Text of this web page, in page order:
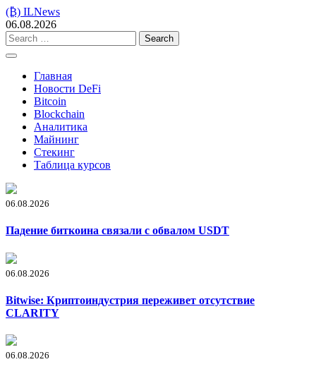
Skip
to
content
(₿) ILNews
06.08.2026
Search
for:
Главная
Новости DeFi
Bitcoin
Blockchain
Аналитика
Майнинг
Стекинг
Таблица курсов
06.08.2026
Падение биткоина связали с обвалом USDT
06.08.2026
Bitwise: Криптоиндустрия переживет отсутствие
CLARITY
06.08.2026